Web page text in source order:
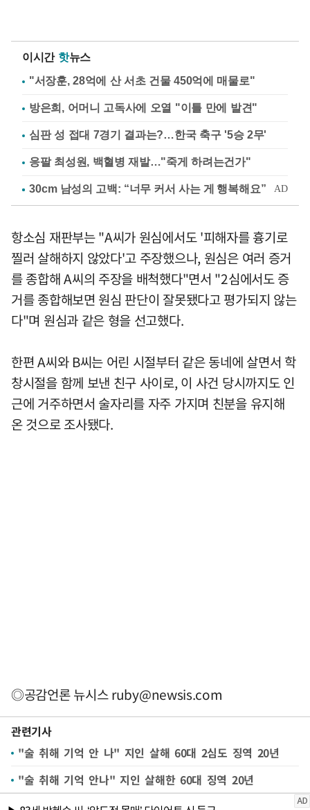
이시간 핫뉴스
"서장훈, 28억에 산 서초 건물 450억에 매물로"
방은희, 어머니 고독사에 오열 "이틀 만에 발견"
심판 성 접대 7경기 결과는?…한국 축구 '5승 2무'
응팔 최성원, 백혈병 재발…"죽게 하려는건가"
항소심 재판부는 "A씨가 원심에서도 '피해자를 흉기로
찔러 살해하지 않았다'고 주장했으나, 원심은 여러 증거
를 종합해 A씨의 주장을 배척했다"면서 "2심에서도 증
거를 종합해보면 원심 판단이 잘못됐다고 평가되지 않는
다"며 원심과 같은 형을 선고했다.
한편 A씨와 B씨는 어린 시절부터 같은 동네에 살면서 학
창시절을 함께 보낸 친구 사이로, 이 사건 당시까지도 인
근에 거주하면서 술자리를 자주 가지며 친분을 유지해
온 것으로 조사됐다.
◎공감언론 뉴시스ruby@newsis.com
관련기사
"술 취해 기억 안 나" 지인 살해 60대 2심도 징역 20년
"술 취해 기억 안나" 지인 살해한 60대 징역 20년